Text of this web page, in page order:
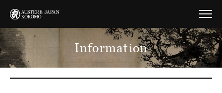
Information